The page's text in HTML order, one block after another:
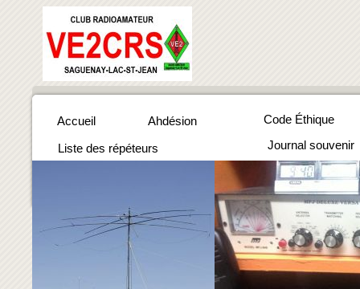
Journal souvenir
Liste des répéteurs
Code Éthique
Ahdésion
Accueil